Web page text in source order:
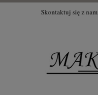
Skontaktuj się z